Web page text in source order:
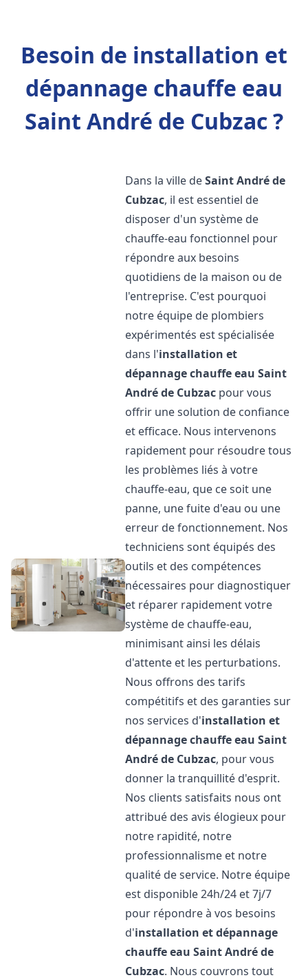
Besoin de installation et
dépannage chauffe eau
Saint André de Cubzac ?
Dans la ville deSaint André de
Cubzac, il est essentiel de
disposer d'un système de
chauffe-eau fonctionnel pour
répondre aux besoins
quotidiens de la maison ou de
l'entreprise. C'est pourquoi
notre équipe de plombiers
expérimentés est spécialisée
dans l'installation et
dépannage chauffe eau Saint
André de Cubzac pour vous
offrir une solution de confiance
et efficace. Nous intervenons
rapidement pour résoudre tous
les problèmes liés à votre
chauffe-eau, que ce soit une
panne, une fuite d'eau ou une
erreur de fonctionnement. Nos
techniciens sont équipés des
outils et des compétences
nécessaires pour diagnostiquer
et réparer rapidement votre
système de chauffe-eau,
minimisant ainsi les délais
d'attente et les perturbations.
Nous offrons des tarifs
compétitifs et des garanties sur
nos services d'installation et
dépannage chauffe eau Saint
André de Cubzac, pour vous
donner la tranquillité d'esprit.
Nos clients satisfaits nous ont
attribué des avis élogieux pour
notre rapidité, notre
professionnalisme et notre
qualité de service. Notre équipe
est disponible 24h/24 et 7j/7
pour répondre à vos besoins
d'installation et dépannage
chauffe eau Saint André de
Cubzac. Nous couvrons tout